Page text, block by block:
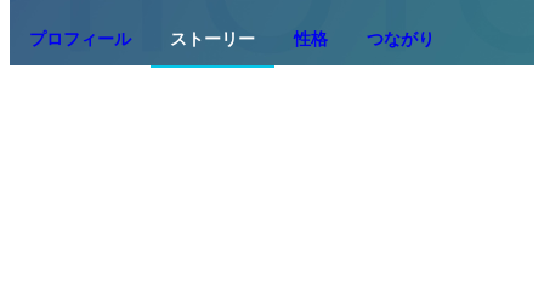
プロフィール ストーリー 性格 つながり